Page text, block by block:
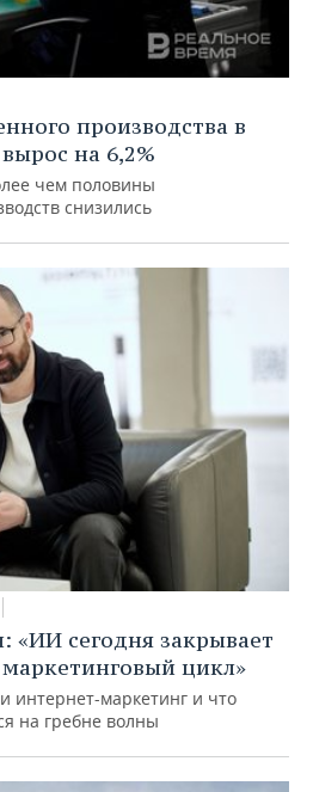
производства в
на 6,2%
чем половины
снизились
«ИИ сегодня закрывает
цикл»
интернет-маркетинг и что
на гребне волны